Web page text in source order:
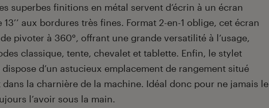
superbes finitions en métal servent d’écrin à un écran
aux bordures très fines. Format 2-en-1 oblige, cet écran
pivoter à 360°, offrant une grande versatilité à l’usage,
classique, tente, chevalet et tablette. Enfin, le stylet
d’un astucieux emplacement de rangement situé
la charnière de la machine. Idéal donc pour ne jamais le
l’avoir sous la main.